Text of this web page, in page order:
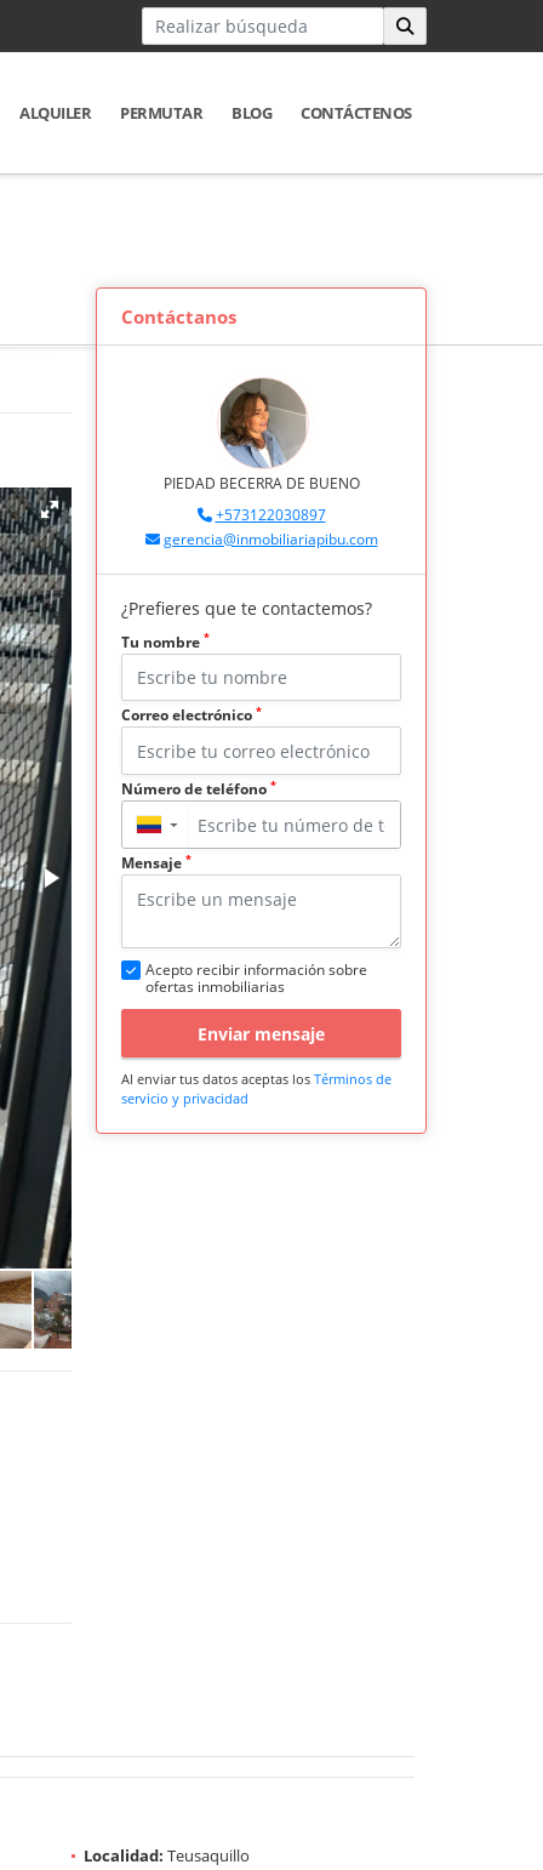
ALQUILER PERMUTAR BLOG CONTÁCTENOS
Contáctanos
PIEDAD BECERRA DE BUENO
+573122030897
gerencia@inmobiliariapibu.com
¿Prefieres que te contactemos?
Tu nombre *
Correo electrónico *
Número de teléfono *
▼
Mensaje *
Acepto recibir información sobre
ofertas inmobiliarias
Enviar mensaje
Al enviar tus datos aceptas los Términos de
servicio y privacidad
Localidad: Teusaquillo